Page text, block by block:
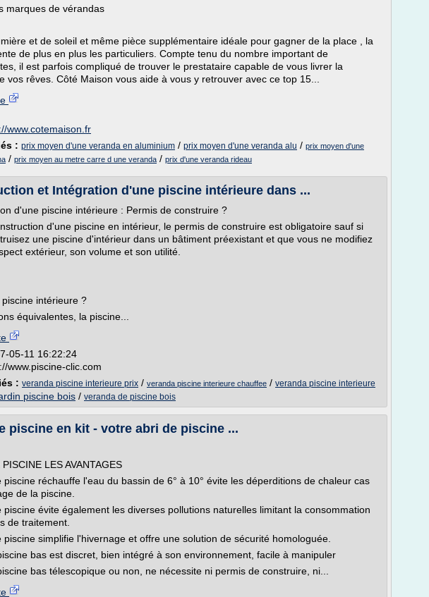
marques de vérandas
et de soleil et même pièce supplémentaire idéale pour gagner de la place , la
de plus en plus les particuliers. Compte tenu du nombre important de
il est parfois compliqué de trouver le prestataire capable de vous livrer la
vos rêves. Côté Maison vous aide à vous y retrouver avec ce top 15...
www.cotemaison.fr
: prix moyen d'une veranda en aluminium / prix moyen d'une veranda alu / prix moyen d'une
/ prix moyen au metre carre d une veranda / prix d'une veranda rideau
et Intégration d'une piscine intérieure dans ...
d'une piscine intérieure : Permis de construire ?
d'une piscine en intérieur, le permis de construire est obligatoire sauf si
une piscine d'intérieur dans un bâtiment préexistant et que vous ne modifiez
extérieur, son volume et son utilité.
intérieure ?
équivalentes, la piscine...
05-11 16:22:24
www.piscine-clic.com
: veranda piscine interieure prix / veranda piscine interieure chauffee / veranda piscine interieure
piscine bois / veranda de piscine bois
piscine en kit - votre abri de piscine ...
LES AVANTAGES
piscine réchauffe l'eau du bassin de 6° à 10° évite les déperditions de chaleur cas
de la piscine.
piscine évite également les diverses pollutions naturelles limitant la consommation
de traitement.
piscine simplifie l'hivernage et offre une solution de sécurité homologuée.
bas est discret, bien intégré à son environnement, facile à manipuler
bas télescopique ou non, ne nécessite ni permis de construire, ni...